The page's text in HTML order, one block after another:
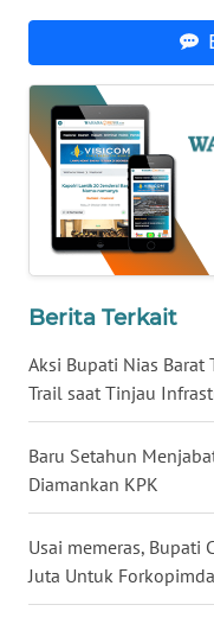
Berita Terkait
Aksi Bupati Nias Barat
Trail saat Tinjau
Baru Setahun
Diamankan KPK
Usai memeras, Bupati
Juta Untuk Forkopimda
KALTENG
WN
KALTARA
WN
KALTIM
WN
SULSEL
GORONTALO